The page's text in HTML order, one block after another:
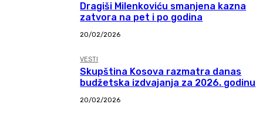
Dragiši Milenkoviću smanjena kazna
zatvora na pet i po godina
20/02/2026
VESTI
Skupština Kosova razmatra danas
budžetska izdvajanja za 2026. godinu
20/02/2026